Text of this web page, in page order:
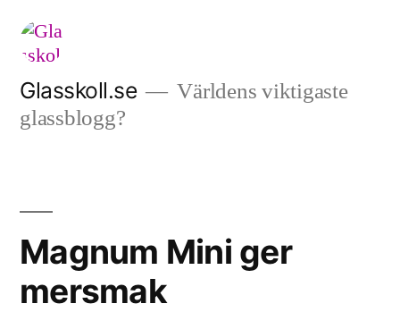
Hoppa
innehåll
Glasskoll.se
Världens viktigaste
glassblogg?
Magnum Mini ger
mersmak